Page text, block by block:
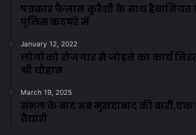
पत्रकार फैज़ान कुरैशी के साथ
पुलिस कटघरे में
January 12, 2022
लोगों को रोजगार से जोड़ने का कार्य
श्री चौहान
March 19, 2025
संभल के बाद अब मुरादाबाद की बारी,एक
तैयारी